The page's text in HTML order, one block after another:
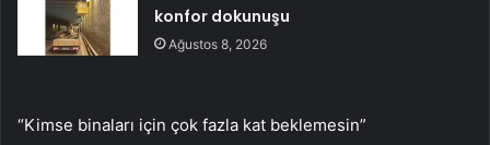
konfor dokunuşu
Ağustos 8, 2026
“Kimse binaları için çok fazla kat beklemesin”